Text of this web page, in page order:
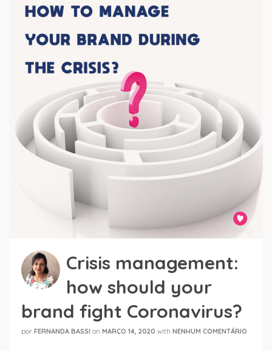
Crisis management:
how should your
brand fight Coronavirus?
por FERNANDA BASSI on MARÇO 14, 2020 with NENHUM COMENTÁRIO